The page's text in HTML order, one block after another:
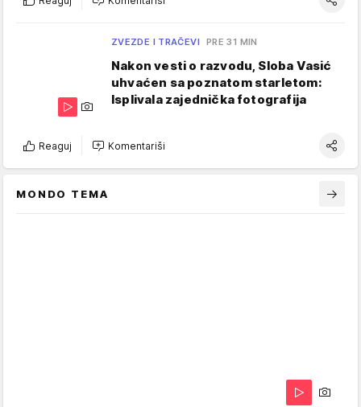
ZVEZDE I TRAČEVI PRE 31 MIN
Nakon vesti o razvodu, Sloba Vasić
uhvaćen sa poznatom starletom:
Isplivala zajednička fotografija
Reaguj Komentariši
MONDO TEMA